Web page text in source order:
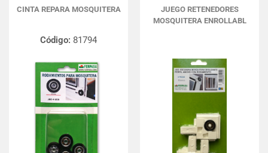
CINTA REPARA MOSQUITERA
Código: 81794
JUEGO RETENEDORES
MOSQUITERA ENROLLABL